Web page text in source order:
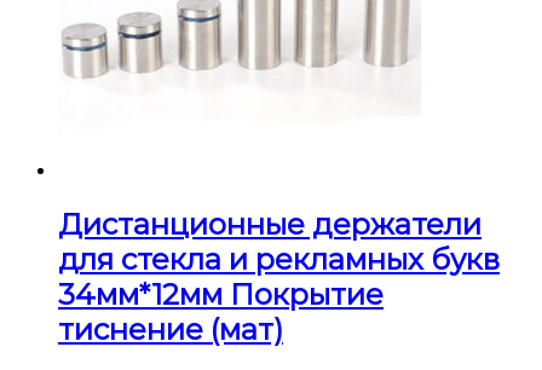
Дистанционные держатели
для стекла и рекламных букв
34мм*12мм Покрытие
тиснение (мат)